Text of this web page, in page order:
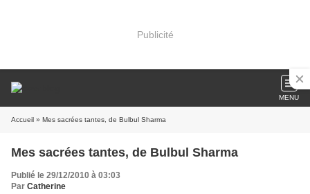
Publicité
MENU
Accueil » Mes sacrées tantes, de Bulbul Sharma
Mes sacrées tantes, de Bulbul Sharma
Publié le 29/12/2010 à 03:03
Par Catherine